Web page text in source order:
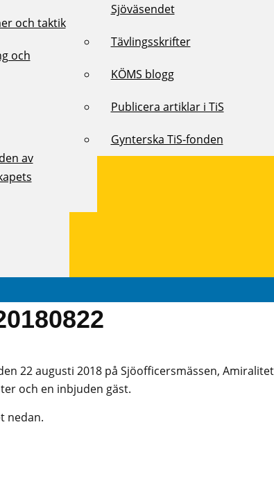
och taktik
och
av
Sjöväsendet
Tävlingsskrifter
KÖMS blogg
Publicera artiklar i TiS
Gynterska TiS-fonden
22 augusti 2018 på Sjöofficersmässen,
och en inbjuden gäst.
nedan.